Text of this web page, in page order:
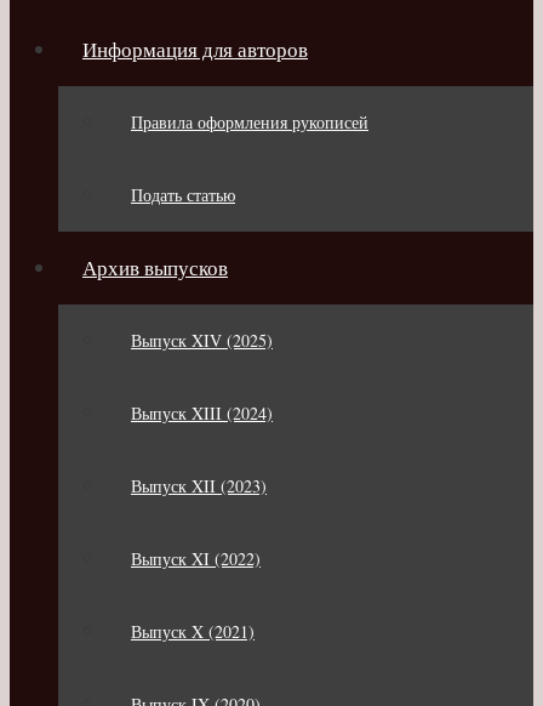
Информация для авторов
Правила оформления рукописей
Подать статью
Архив выпусков
Выпуск XIV (2025)
Выпуск XIII (2024)
Выпуск XII (2023)
Выпуск XI (2022)
Выпуск X (2021)